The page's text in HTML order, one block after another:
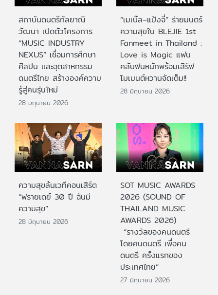
สถาบันดนตรีกัลยาณิ
วัฒนา เปิดตัวโครงการ
“MUSIC INDUSTRY
NEXUS” เชื่อมการศึกษา
ศิลปิน และอุตสาหกรรม
ดนตรีไทย สร้างองค์ความ
รู้สู่คนรุ่นใหม่
28 มิถุนายน 2026
“เมเบิ้ล–แป้งจี่” ร่ายมนตร์
ความสุขใน BLEJIE 1st
Fanmeet in Thailand :
Love is Magic แฟน
คลับฟินหนักพร้อมเสิร์ฟ
โมเมนต์หวานจัดเต็ม!!
28 มิถุนายน 2026
ความสุขล้นเวทีคอนเสิร์ต
“ฟรายเดย์ 30 ปี ฉันมี
ความสุข”
28 มิถุนายน 2026
SOT MUSIC AWARDS
2026 (SOUND OF
THAILAND MUSIC
AWARDS 2026)
“รางวัลของคนดนตรี
โดยคนดนตรี เพื่อคน
ดนตรี ครั้งแรกของ
ประเทศไทย”
27 มิถุนายน 2026